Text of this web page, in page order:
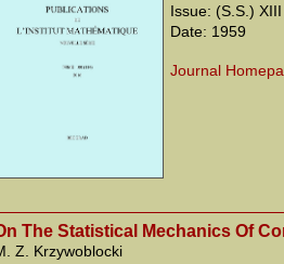
Issue: (S.S.)
Date: 1959
Journal
The Statistical Mechanics Of
Z. Krzywoblocki